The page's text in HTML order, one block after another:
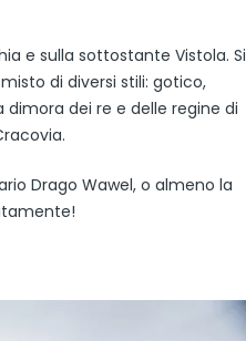
e sulla sottostante Vistola. Si
di diversi stili: gotico,
dei re e delle regine di
Drago Wawel, o almeno la